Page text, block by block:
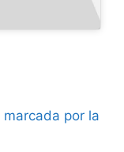
marcada por la